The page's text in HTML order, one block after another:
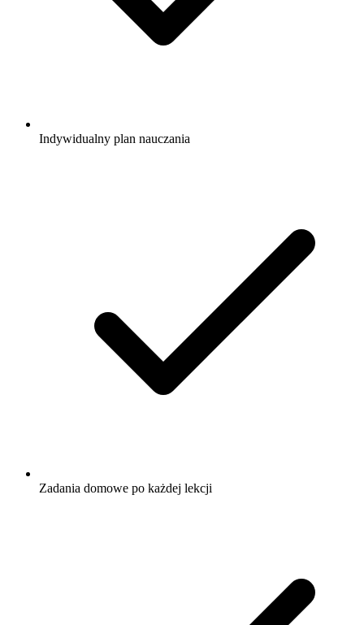
Indywidualny plan nauczania
Zadania domowe po każdej lekcji